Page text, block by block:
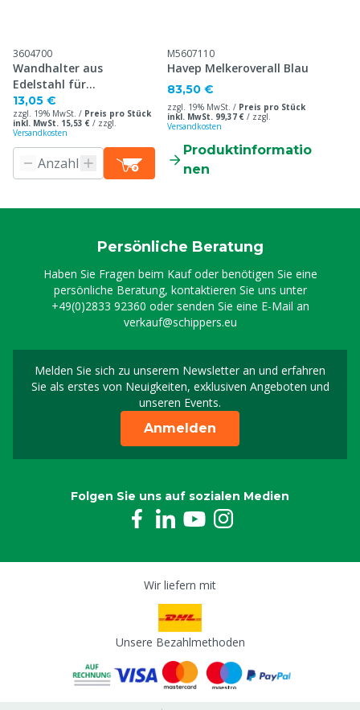
3604700
Wandhalter aus
Edelstahl für
Einweghandschuhe
13,05 €
zzgl. 19% MwSt. / Preis pro Stück
inkl. MwSt. 15,53 € / zzgl.
Versandkosten
M5607110
Havep Melkeroverall Blau
83,50 €
zzgl. 19% MwSt. / Preis pro Stück
inkl. MwSt. 99,37 € / zzgl.
Versandkosten
Produktinformatio
nen
Persönliche Beratung
Haben Sie Fragen beim Kauf oder benötigen Sie eine
persönliche Beratung, kontaktieren Sie uns unter
+49(0)2833 92360 oder senden Sie eine E-Mail an
verkauf@schippers.eu
Melden Sie sich zu unserem Newsletter an und erfahren
Sie als erstes von Neuigkeiten, exklusiven Angeboten und
unseren Events.
Melden Sie sich für
Anmelden
Folgen Sie uns auf sozialen Medien
Wir liefern mit
Unsere Bezahlmethoden